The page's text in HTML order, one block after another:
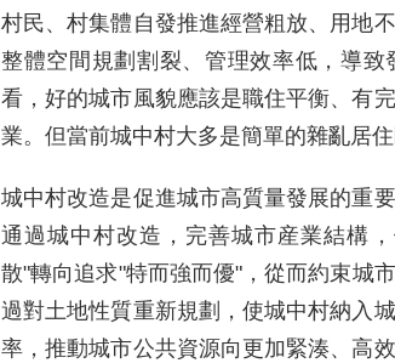
村民、村集體自發推進經營粗放、用地
整體空間規劃割裂、管理效率低，導
看，好的城市風貌應該是職住平衡、有
業。但當前城中村大多是簡單的雜亂居
城中村改造是促進城市高質量發展的重
通過城中村改造，完善城市産業結構
散"轉向追求"特而強而優"，從而約束城
過對土地性質重新規劃，使城中村納入
率，推動城市公共資源向更加緊湊、高